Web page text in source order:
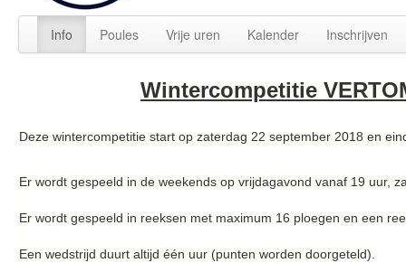
Info Poules Vrije uren Kalender Inschrijven
Wintercompetitie
Deze wintercompetitie start op zaterdag 22 september 2018 en
Er wordt gespeeld in de weekends op vrijdagavond vanaf 19 uur,
Er wordt gespeeld in reeksen met maximum 16 ploegen en een
Een wedstrijd duurt altijd één uur (punten worden doorgeteld).